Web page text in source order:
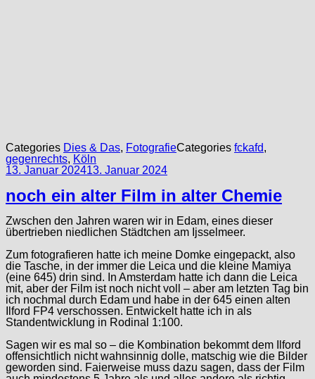
Categories Dies & Das, FotografieCategories fckafd,
gegenrechts, Köln
13. Januar 202413. Januar 2024
noch ein alter Film in alter Chemie
Zwschen den Jahren waren wir in Edam, eines dieser
übertrieben niedlichen Städtchen am Ijsselmeer.
Zum fotografieren hatte ich meine Domke eingepackt, also
die Tasche, in der immer die Leica und die kleine Mamiya
(eine 645) drin sind. In Amsterdam hatte ich dann die Leica
mit, aber der Film ist noch nicht voll – aber am letzten Tag bin
ich nochmal durch Edam und habe in der 645 einen alten
Ilford FP4 verschossen. Entwickelt hatte ich in als
Standentwicklung in Rodinal 1:100.
Sagen wir es mal so – die Kombination bekommt dem Ilford
offensichtlich nicht wahnsinnig dolle, matschig wie die Bilder
geworden sind. Faierweise muss dazu sagen, dass der Film